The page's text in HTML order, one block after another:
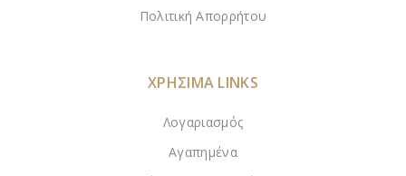
Πολιτική Απορρήτου
ΧΡΗΣΙΜΑ LINKS
Λογαριασμός
Αγαπημένα